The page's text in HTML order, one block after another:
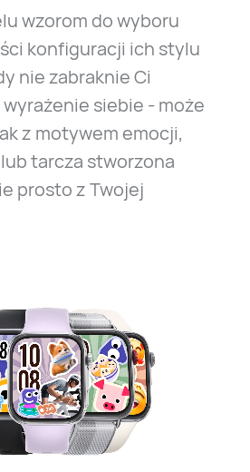
wzorom do wyboru
konfiguracji ich stylu
nie zabraknie Ci
siebie - może
z motywem emocji,
tarcza stworzona
prosto z Twojej